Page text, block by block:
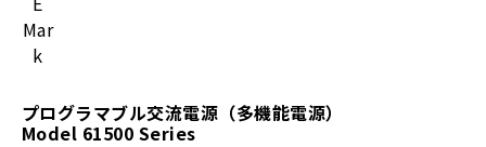
プログラマブル交流電源（多機能電源）
Model 61500 Series